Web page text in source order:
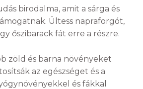
birodalma, amit a sárga és
Ültess napraforgót,
őszibarack fát erre a részre.
zöld és barna növényeket
az egészséget és a
és fákkal